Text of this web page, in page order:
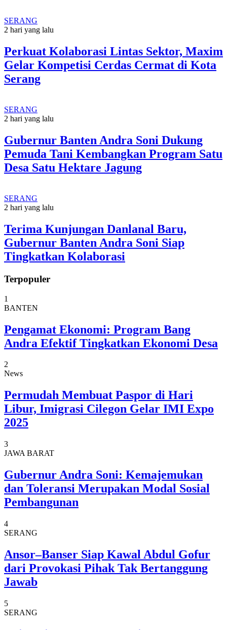
SERANG
2 hari yang lalu
Perkuat Kolaborasi Lintas Sektor, Maxim
Gelar Kompetisi Cerdas Cermat di Kota
Serang
SERANG
2 hari yang lalu
Gubernur Banten Andra Soni Dukung
Pemuda Tani Kembangkan Program Satu
Desa Satu Hektare Jagung
SERANG
2 hari yang lalu
Terima Kunjungan Danlanal Baru,
Gubernur Banten Andra Soni Siap
Tingkatkan Kolaborasi
Terpopuler
1
BANTEN
Pengamat Ekonomi: Program Bang
Andra Efektif Tingkatkan Ekonomi Desa
2
News
Permudah Membuat Paspor di Hari
Libur, Imigrasi Cilegon Gelar IMI Expo
2025
3
JAWA BARAT
Gubernur Andra Soni: Kemajemukan
dan Toleransi Merupakan Modal Sosial
Pembangunan
4
SERANG
Ansor–Banser Siap Kawal Abdul Gofur
dari Provokasi Pihak Tak Bertanggung
Jawab
5
SERANG